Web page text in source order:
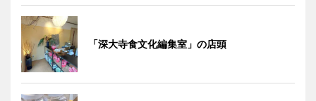
「深大寺食文化編集室」の店頭